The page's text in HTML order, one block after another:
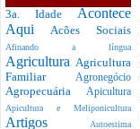
3a. Idade Acontece
Aqui Acões Sociais
Afinando a língua
Agricultura Agricultura
Familiar Agronegócio
Agropecuária Apicultura
Apicultura e Meliponicultura
Artigos Autoestima